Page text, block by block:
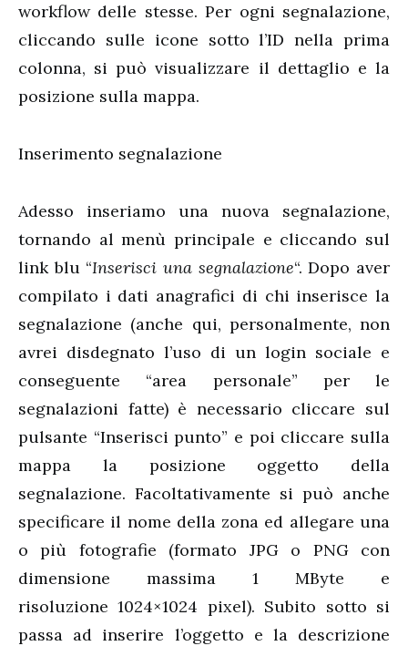
workflow delle stesse. Per ogni segnalazione,
cliccando sulle icone sotto l’ID nella prima
colonna, si può visualizzare il dettaglio e la
posizione sulla mappa.
Inserimento segnalazione
Adesso inseriamo una nuova segnalazione,
tornando al menù principale e cliccando sul
link blu “Inserisci una segnalazione“. Dopo aver
compilato i dati anagrafici di chi inserisce la
segnalazione (anche qui, personalmente, non
avrei disdegnato l’uso di un login sociale e
conseguente “area personale” per le
segnalazioni fatte) è necessario cliccare sul
pulsante “Inserisci punto” e poi cliccare sulla
mappa la posizione oggetto della
segnalazione. Facoltativamente si può anche
specificare il nome della zona ed allegare una
o più fotografie (formato JPG o PNG con
dimensione massima 1 MByte e
risoluzione 1024×1024 pixel). Subito sotto si
passa ad inserire l’oggetto e la descrizione